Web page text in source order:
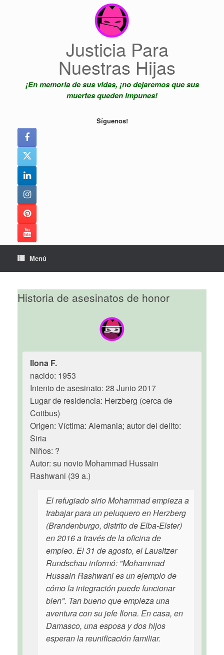
Justicia Para
Nuestras Hijas
¡En memoria de sus vidas, ¡no dejaremos que sus
muertes queden impunes!
Síguenos!
Menú
Historia de asesinatos de honor
Ilona F.
nacido: 1953
Intento de asesinato: 28 Junio 2017
Lugar de residencia: Herzberg (cerca de
Cottbus)
Origen: Víctima: Alemania; autor del delito:
Siria
Niños: ?
Autor: su novio Mohammad Hussain
Rashwani (39 a.)
El refugiado sirio Mohammad empieza a
trabajar para un peluquero en Herzberg
(Brandenburgo, distrito de Elba-Elster)
en 2016 a través de la oficina de
empleo. El 31 de agosto, el Lausitzer
Rundschau informó: "Mohammad
Hussain Rashwani es un ejemplo de
cómo la integración puede funcionar
bien". Tan bueno que empieza una
aventura con su jefe Ilona. En casa, en
Damasco, una esposa y dos hijos
esperan la reunificación familiar.